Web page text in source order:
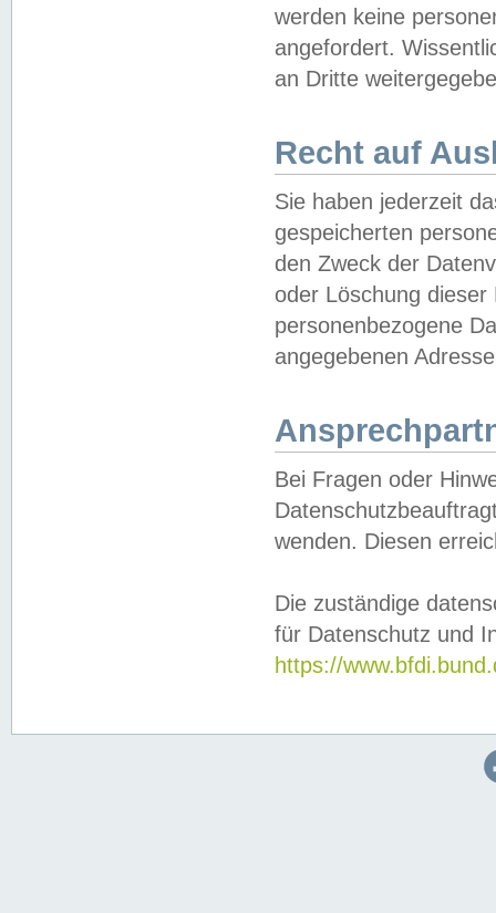
werden keine
angefordert.
an Dritte
Recht auf
Sie haben jederzeit
gespeicherten
den Zweck der
oder Löschung
personenbezogene
angegebenen
Bei Fragen oder
wenden. Diesen
Die zuständige
für Datenschutz und
https://